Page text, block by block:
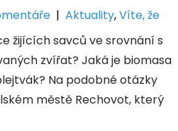
|Aktuality,Víte, že
žijících savců ve srovnání s
zvířat? Jaká je biomasa
Na podobné otázky
městě Rechovot, který